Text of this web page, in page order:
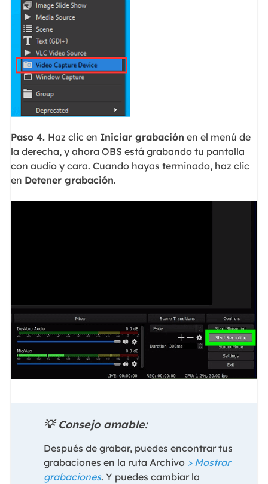
Paso 4. Haz clic en Iniciar grabación en el menú de
la derecha, y ahora OBS está grabando tu pantalla
con audio y cara. Cuando hayas terminado, haz clic
en Detener grabación.
💡 Consejo amable:
Después de grabar, puedes encontrar tus
grabaciones en la ruta Archivo > Mostrar
grabaciones. Y puedes cambiar la